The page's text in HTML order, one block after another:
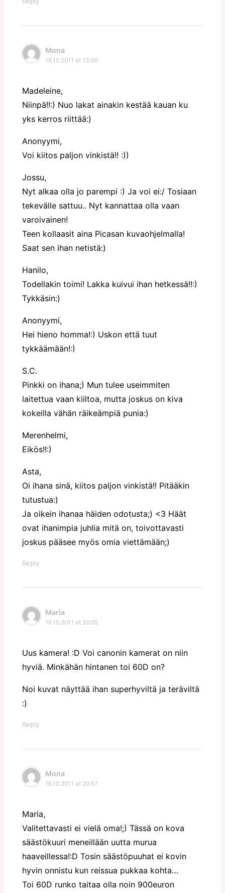
Mona
16.10.2011 at 13:50
Madeleine,
Niinpä!!:) Nuo lakat ainakin kestää kauan ku
yks kerros riittää:)
Anonyymi,
Voi kiitos paljon vinkistä!! :))
Jossu,
Nyt alkaa olla jo parempi :) Ja voi ei:/ Tosiaan
tekevälle sattuu.. Nyt kannattaa olla vaan
varoivainen!
Teen kollaasit aina Picasan kuvaohjelmalla!
Saat sen ihan netistä:)
Hanilo,
Todellakin toimi! Lakka kuivui ihan hetkessä!!:)
Tykkäsin:)
Anonyymi,
Hei hieno homma!:) Uskon että tuut
tykkäämään!:)
S.C.
Pinkki on ihana;) Mun tulee useimmiten
laitettua vaan kiiltoa, mutta joskus on kiva
kokeilla vähän räikeämpiä punia:)
Merenhelmi,
Eikös!!:)
Asta,
Oi ihana sinä, kiitos paljon vinkistä!! Pitääkin
tutustua:)
Ja oikein ihanaa häiden odotusta;) <3 Häät
ovat ihanimpia juhlia mitä on, toivottavasti
joskus pääsee myös omia viettämään;)
Reply
Maria
16.10.2011 at 20:05
Uus kamera! :D Voi canonin kamerat on niin
hyviä. Minkähän hintanen toi 60D on?
Noi kuvat näyttää ihan superhyviltä ja teräviltä
:)
Reply
Mona
16.10.2011 at 20:57
Maria,
Valitettavasti ei vielä oma!;) Tässä on kova
säästökuuri meneillään uutta murua
haaveillessa!:D Tosin säästöpuuhat ei kovin
hyvin onnistu kun reissua pukkaa kohta…
Toi 60D runko taitaa olla noin 900euron